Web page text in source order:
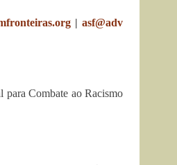
|asf@adv
para Combate ao Racismo